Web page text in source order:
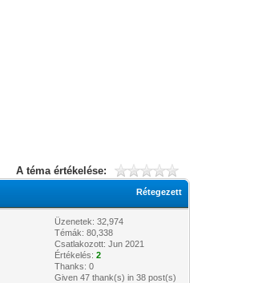
A téma értékelése:
Rétegezett
Üzenetek: 32,974
Témák: 80,338
Csatlakozott: Jun 2021
Értékelés:2
Thanks: 0
Given 47 thank(s) in 38 post(s)